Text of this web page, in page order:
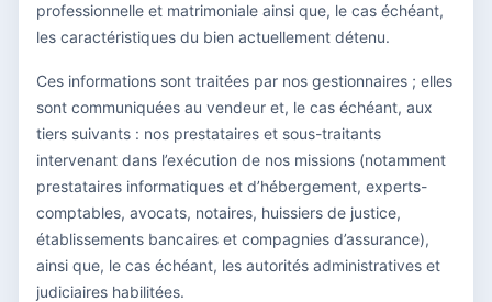
professionnelle et matrimoniale ainsi que, le cas échéant,
les caractéristiques du bien actuellement détenu.
Ces informations sont traitées par nos gestionnaires ; elles
sont communiquées au vendeur et, le cas échéant, aux
tiers suivants : nos prestataires et sous-traitants
intervenant dans l’exécution de nos missions (notamment
prestataires informatiques et d’hébergement, experts-
comptables, avocats, notaires, huissiers de justice,
établissements bancaires et compagnies d’assurance),
ainsi que, le cas échéant, les autorités administratives et
judiciaires habilitées.